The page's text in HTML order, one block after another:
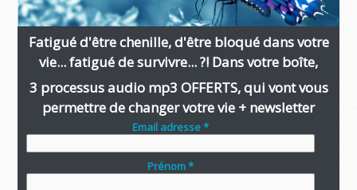
Fatigué d'être chenille, d'être bloqué dans votre
vie... fatigué de survivre... ?! Dans votre boîte,
3 processus audio mp3 OFFERTS, qui vont vous
permettre de changer votre vie + newsletter
Email adresse *
Prénom *